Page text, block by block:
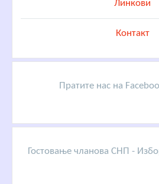
Линкови
Контакт
Пратите нас на
Гостовање чланова СНП -